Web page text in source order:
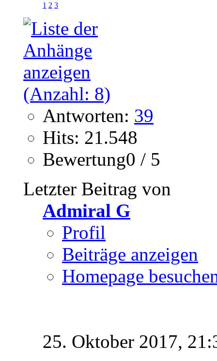
1 2 3
Antworten: 39
Hits: 21.548
Bewertung0 / 5
Letzter Beitrag von
Admiral G
Profil
Beiträge anzeigen
Homepage
25. Oktober 2017,